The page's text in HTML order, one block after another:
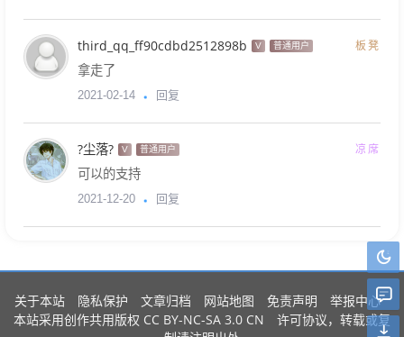
third_qq_ff90cdbd2512898b V 普通用户 板凳
拿走了
2021-02-14 回复
?尘落? V 普通用户 凉席
可以的支持
2021-12-20 回复
关于本站 隐私保护 文章归档 网站地图 免责声明 举报中心
本站采用创作共用版权 CC BY-NC-SA 3.0 CN
许可协议，转载或复